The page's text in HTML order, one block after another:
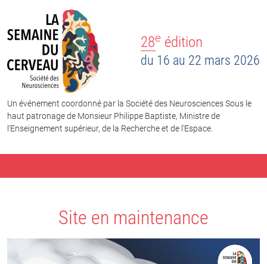
28e édition
du 16 au 22 mars 2026
Un événement coordonné par la Société des Neurosciences Sous le
haut patronage de Monsieur Philippe Baptiste, Ministre de
l’Enseignement supérieur, de la Recherche et de l'Espace.
Site en maintenance